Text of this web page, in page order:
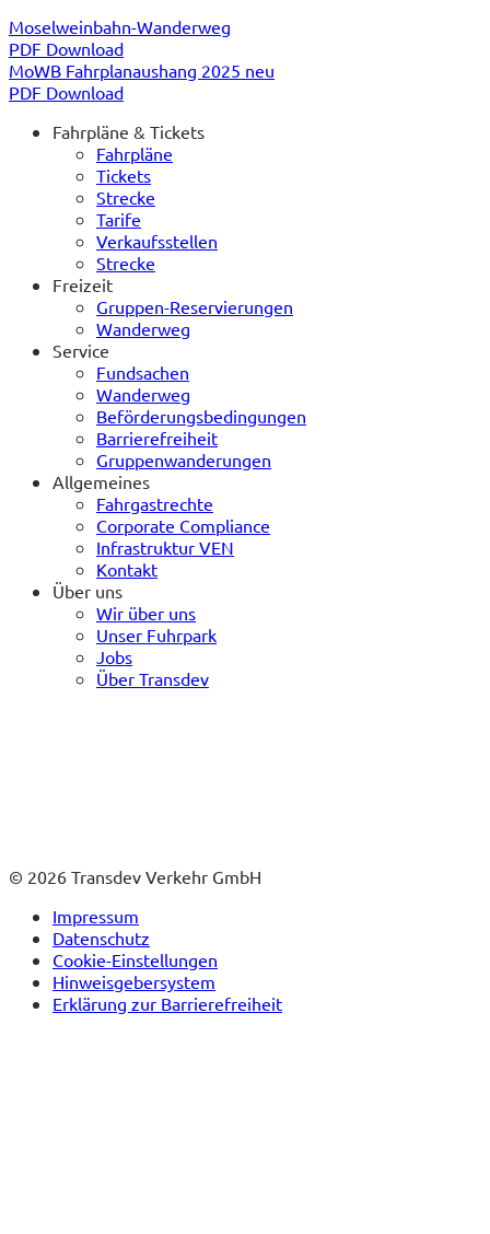
Moselweinbahn-Wanderweg
PDF Download
MoWB Fahrplanaushang 2025 neu
PDF Download
Fahrpläne & Tickets
Fahrpläne
Tickets
Strecke
Tarife
Verkaufsstellen
Strecke
Freizeit
Gruppen-Reservierungen
Wanderweg
Service
Fundsachen
Wanderweg
Beförderungsbedingungen
Barrierefreiheit
Gruppenwanderungen
Allgemeines
Fahrgastrechte
Corporate Compliance
Infrastruktur VEN
Kontakt
Über uns
Wir über uns
Unser Fuhrpark
Jobs
Über Transdev
© 2026 Transdev Verkehr GmbH
Impressum
Datenschutz
Cookie-Einstellungen
Hinweisgebersystem
Erklärung zur Barrierefreiheit